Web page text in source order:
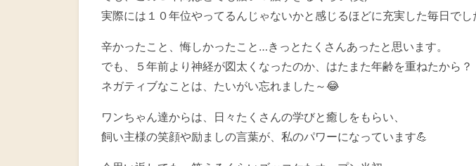
実際には１０年位やってるんじゃないかと感じるほどに充実した毎日でし
辛かったこと、悔しかったこと…きっとたくさんあったと思います。
でも、５年前より神経が図太くなったのか、はたまた年齢を重ねたから？
ネガティブなことは、たいがい忘れました～😂
ワンちゃん達からは、日々たくさんの学びと癒しをもらい、
飼い主様の笑顔や励ましの言葉が、私のパワーになっています💪